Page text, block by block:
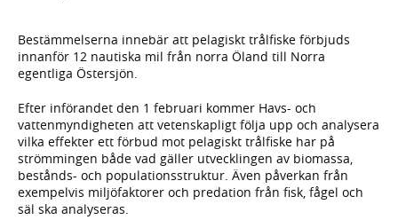
Bestämmelserna innebär att pelagiskt trålfiske förbjuds
innanför 12 nautiska mil från norra Öland till Norra
egentliga Östersjön.
Efter införandet den 1 februari kommer Havs- och
vattenmyndigheten att vetenskapligt följa upp och analysera
vilka effekter ett förbud mot pelagiskt trålfiske har på
strömmingen både vad gäller utvecklingen av biomassa,
bestånds- och populationsstruktur. Även påverkan från
exempelvis miljöfaktorer och predation från fisk, fågel och
säl ska analyseras.